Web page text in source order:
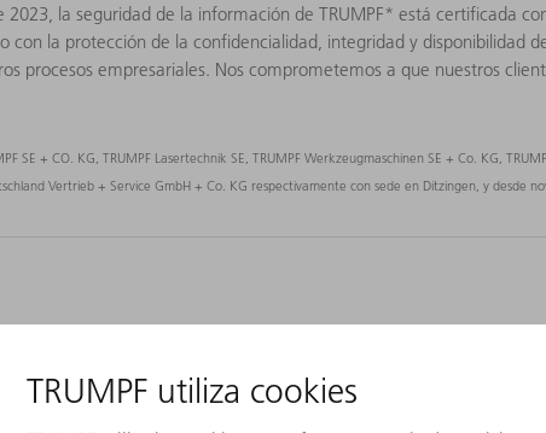
2023, la seguridad de la información de TRUMPF* está certificada
con la protección de la confidencialidad, integridad y
procesos empresariales. Nos comprometemos a que nuestros
SE + CO. KG, TRUMPF Lasertechnik SE, TRUMPF Werkzeugmaschinen SE + Co. KG,
Vertrieb + Service GmbH + Co. KG respectivamente con sede en Ditzingen, y desde
de nuestros principios de calidad en nuestro trabajo y